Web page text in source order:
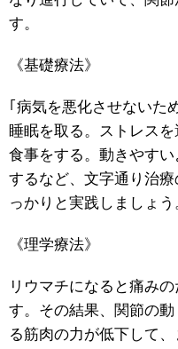
す。
《基礎療法》
｢病気を悪化させないた
睡眠を取る。ストレス
食事をする。動きやす
するなど、文字通り治
っかりと実践しましょう
《理学療法》
リウマチになると痛み
す。その結果、関節の
る筋肉の力が低下して